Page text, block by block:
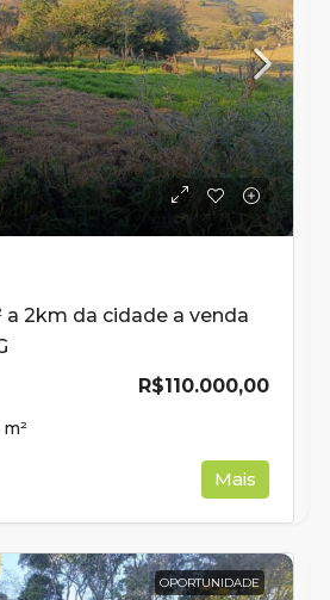
a 2km da cidade a venda
R$110.000,00
m²
Mais
OPORTUNIDADE